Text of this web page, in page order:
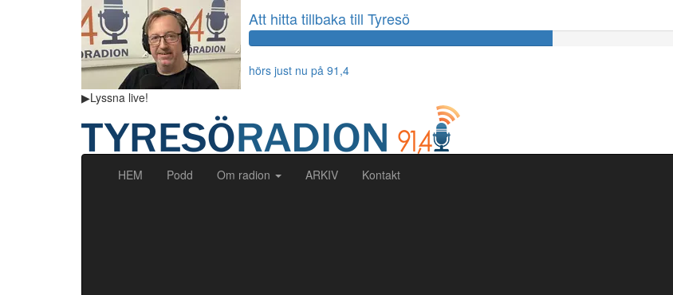
Att hitta tillbaka till Tyresö
hörs just nu på 91,4
▶Lyssna live!
HEM (current)
Podd Om radion ARKIV Kontakt